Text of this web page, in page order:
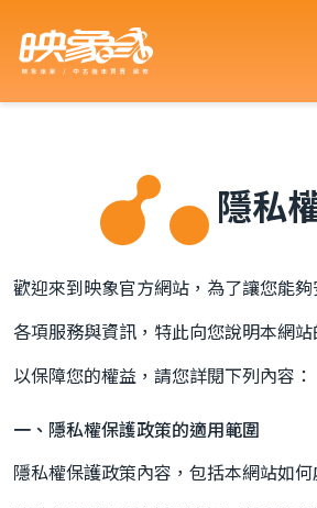
隱私
歡迎來到映象官方網站，為了讓您能
各項服務與資訊，特此向您說明本網站
以保障您的權益，請您詳閱下列內容：
一、隱私權保護政策的適用範圍
隱私權保護政策內容，包括本網站如
可以
嗎？18